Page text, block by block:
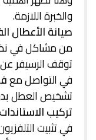
والخبرة اللازمة.
صيانة الأعطال
من مشاكل في
توقف الرسيفر
في التواصل مع
تشخيص العطل
تركيب
في تثبيت